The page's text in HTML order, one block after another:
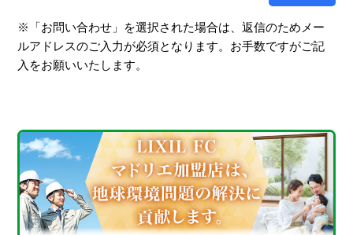
※「お問い合わせ」を選択された場合は、返信のためメー
ルアドレスのご入力が必須となります。お手数ですがご記
入をお願いいたします。